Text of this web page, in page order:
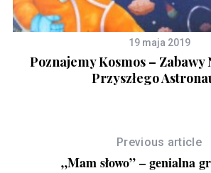
19 maja 2019
Poznajemy Kosmos –
Przyszłego
Previous article
„Mam słowo” – genialna